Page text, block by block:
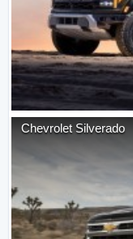
Chevrolet Silverado